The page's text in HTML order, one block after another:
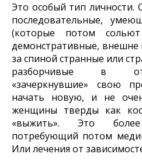
Это особый тип
последовательные,
(которые потом
демонстративные,
за спиной странные или
разборчивые в
«зачеркнувшие» свою
начать новую, и не
женщины тверды как
«выжить». Это
потребующий потом
Или лечения от